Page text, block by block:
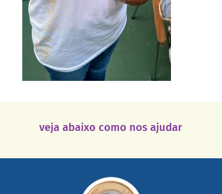
veja abaixo como nos ajudar